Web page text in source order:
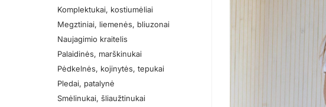
Komplektukai, kostiumėliai
Megztiniai, liemenės, bliuzonai
Naujagimio kraitelis
Palaidinės, marškinukai
Pėdkelnės, kojinytės, tepukai
Pledai, patalynė
Smėlinukai, šliaužtinukai